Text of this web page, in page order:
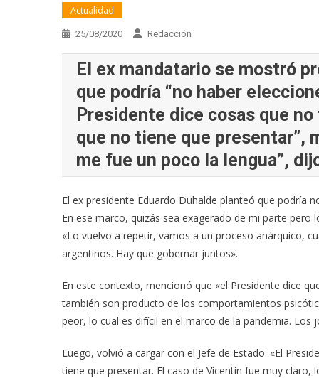
Actualidad
25/08/2020 Redacción
El ex mandatario se mostró
que podría “no haber
Presidente dice cosas que
que no tiene que presentar”,
me fue un poco la lengua”,
El ex presidente Eduardo Duhalde planteó que podría
En ese marco, quizás sea exagerado de mi parte pero
«Lo vuelvo a repetir, vamos a un proceso anárquico,
argentinos. Hay que gobernar juntos».
En este contexto, mencionó que «el Presidente dice
también son producto de los comportamientos
peor, lo cual es difícil en el marco de la pandemia.
Luego, volvió a cargar con el Jefe de Estado: «El
tiene que presentar. El caso de Vicentin fue muy